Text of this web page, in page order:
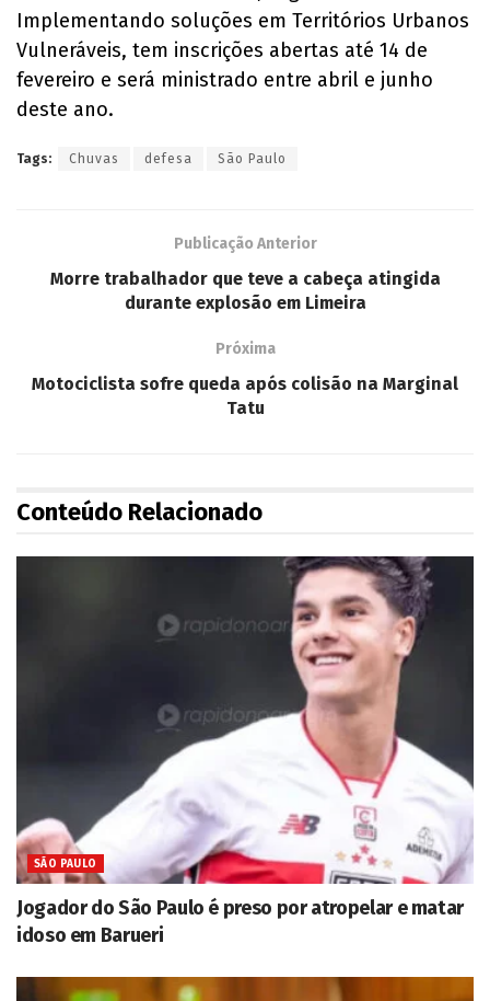
Implementando soluções em Territórios Urbanos
Vulneráveis, tem inscrições abertas até 14 de
fevereiro e será ministrado entre abril e junho
deste ano.
Tags: Chuvas defesa São Paulo
Publicação Anterior
Morre trabalhador que teve a cabeça atingida
durante explosão em Limeira
Próxima
Motociclista sofre queda após colisão na Marginal
Tatu
Conteúdo Relacionado
SÃO PAULO
Jogador do São Paulo é preso por atropelar e matar
idoso em Barueri